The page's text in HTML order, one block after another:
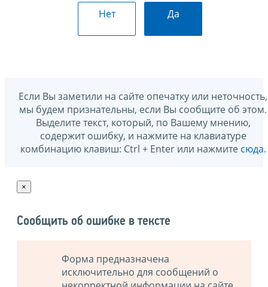
Нет Да
Если Вы заметили на сайте опечатку или неточность,
мы будем признательны, если Вы сообщите об этом.
Выделите текст, который, по Вашему мнению,
содержит ошибку, и нажмите на клавиатуре
комбинацию клавиш: Ctrl + Enter или нажмите сюда.
×
Сообщить об ошибке в тексте
Форма предназначена
исключительно для сообщений о